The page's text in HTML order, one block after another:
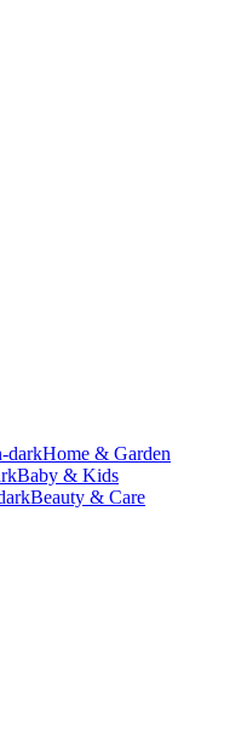
Home & Garden
Baby & Kids
Beauty & Care